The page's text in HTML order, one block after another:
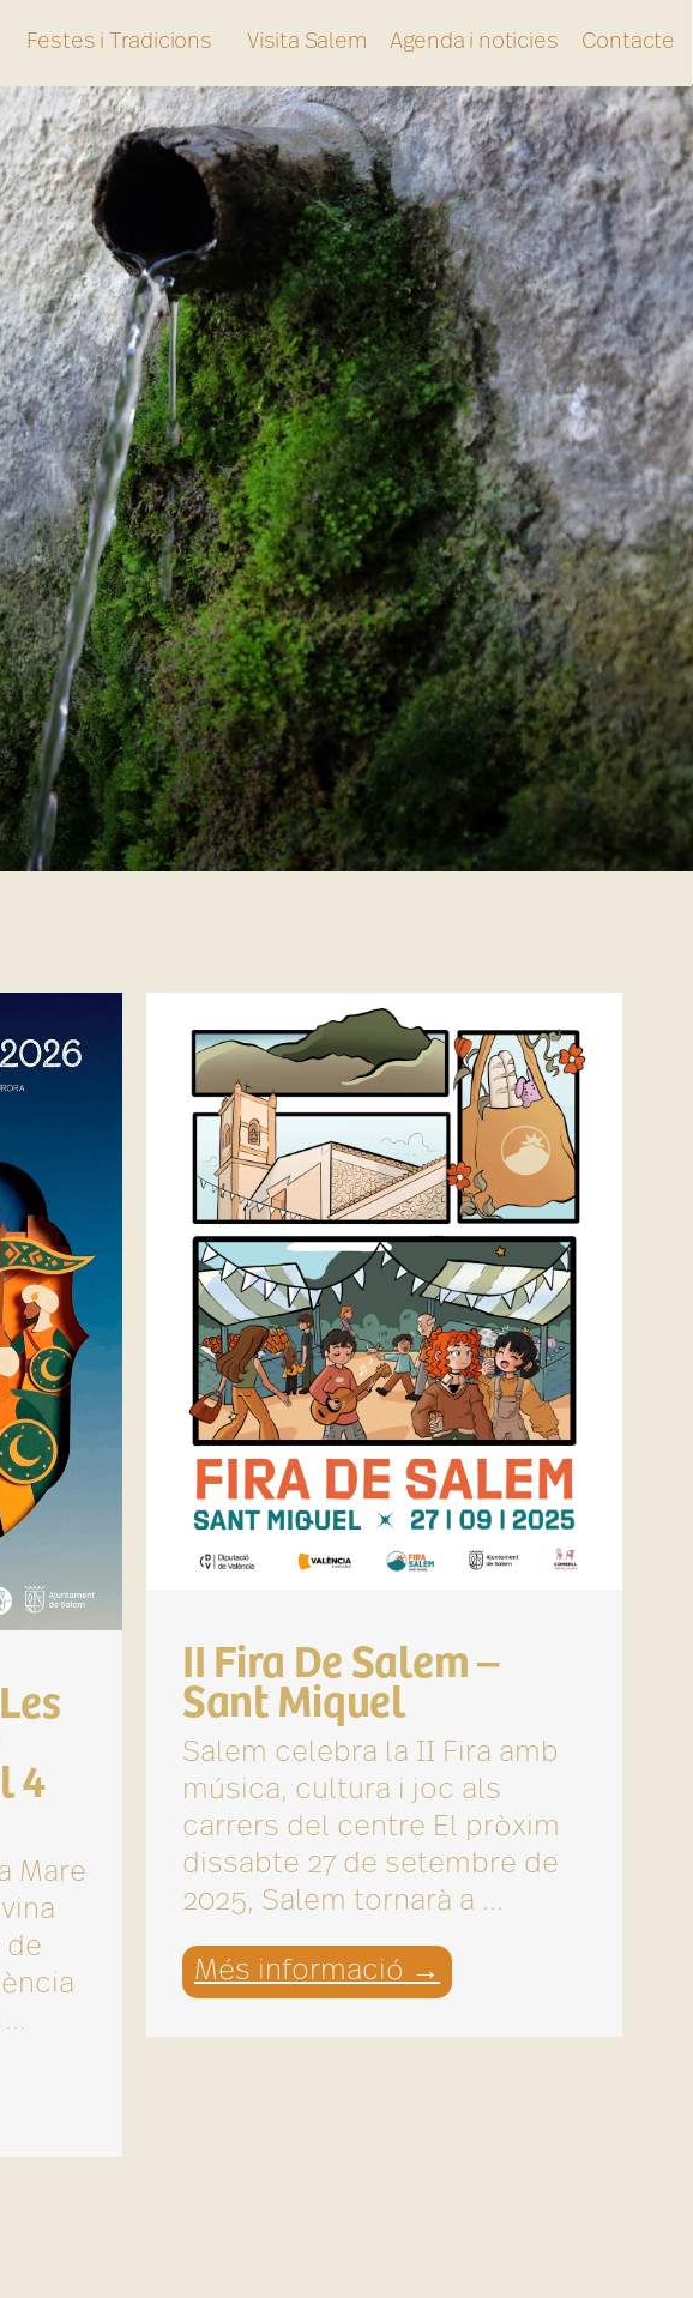
Festes i Tradicions Visita Salem Agenda i noticies Contacte
4
Mare
de
II Fira De Salem –
Sant Miquel
Salem celebra la II Fira amb
música, cultura i joc als
carrers del centre El pròxim
dissabte 27 de setembre de
2025, Salem tornarà a ...
Més informació →